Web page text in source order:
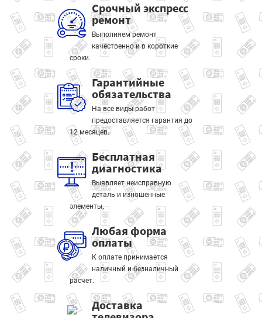
Срочный экспресс
ремонт
Выполняем ремонт
качественно и в короткие
сроки.
Гарантийные
обязательства
На все виды работ
предоставляется гарантия до
12 месяцев.
Бесплатная
диагностика
Выявляет неисправную
деталь и изношенные
элементы.
Любая форма
оплаты
К оплате принимается
наличный и безналичный
расчет.
Доставка